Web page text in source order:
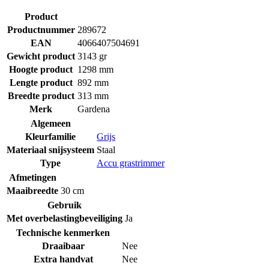
Product
Productnummer 289672
EAN
4066407504691
Gewicht product 3143 gr
Hoogte product 1298 mm
Lengte product 892 mm
Breedte product 313 mm
Merk
Gardena
Algemeen
Kleurfamilie
Grijs
Materiaal snijsysteem Staal
Type
Accu grastrimmer
Afmetingen
Maaibreedte 30 cm
Gebruik
Met overbelastingbeveiliging Ja
Technische kenmerken
Draaibaar
Nee
Extra handvat
Nee